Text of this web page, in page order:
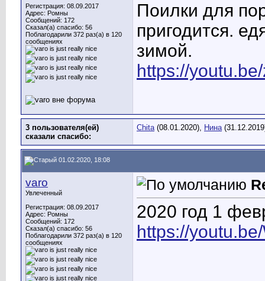
Регистрация: 08.09.2017
Адрес: Ромны
Сообщений: 172
Сказал(а) спасибо: 56
Поблагодарили 372 раз(а) в 120
сообщениях
Поилки для
пригодится.
зимой.
https://
3 пользователя(ей)
сказали cпасибо:
Chita(08.01.2020), Нина
01.02.2020, 18:08
varo
Увлеченный
Регистрация: 08.09.2017
Адрес: Ромны
Сообщений: 172
Сказал(а) спасибо: 56
Поблагодарили 372 раз(а) в 120
сообщениях
2020 год 1
https://